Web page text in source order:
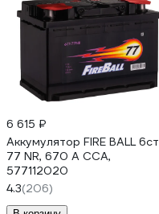
6 615 ₽
Аккумулятор FIRE BALL 6ст
77 NR, 670 А CCA,
577112020
4.3(206)